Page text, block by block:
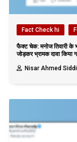
Fact Check hi
फैक्ट चेक: मनोज तिवारी के
जोड़कर भ्रामक दावा किया
Nisar Ahmed